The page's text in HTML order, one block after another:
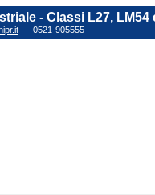
- Classi L27, LM54
0521-905555